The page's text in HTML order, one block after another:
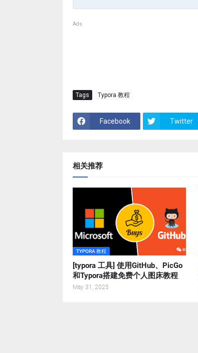
Ads
Tags Typora 教程
Facebook Twitter
相关推荐
TYPORA 教程
[typora 工具] 使用GitHub、PicGo
和Typora搭建免费个人图床教程
May 31, 2025